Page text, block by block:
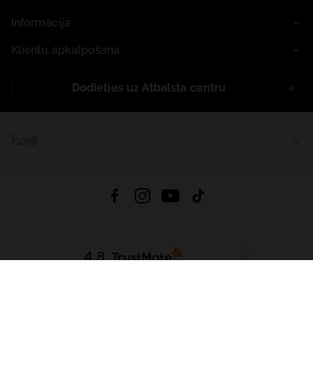
Informācija
Klientu apkalpošana
Dodieties uz Atbalsta centru
4.8